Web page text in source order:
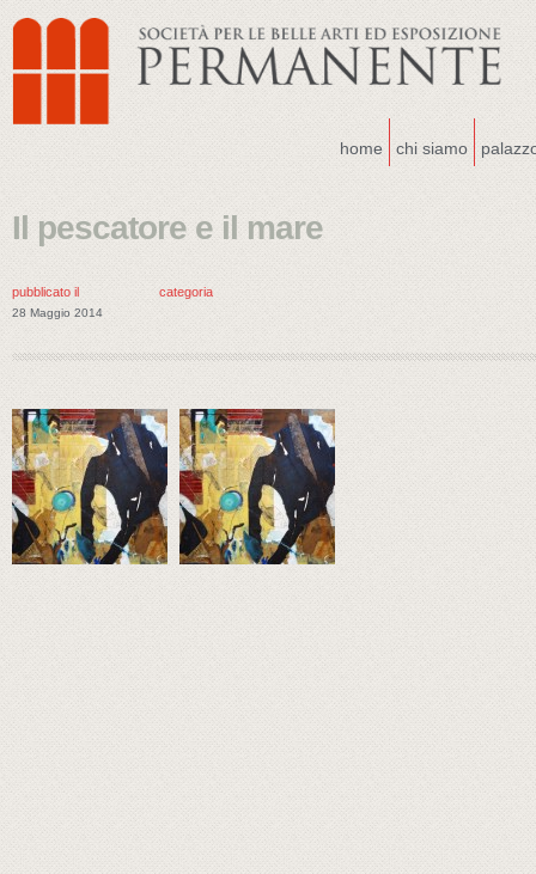
home chi siamo
Il pescatore e il mare
pubblicato il
28 Maggio 2014
categoria